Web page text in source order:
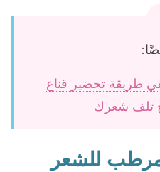
طريقة تحضير قناع
تلف شعرك
للشعر